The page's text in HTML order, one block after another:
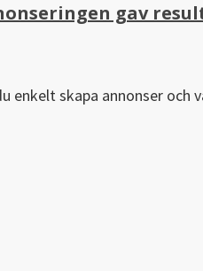
gav
skapa annonser och